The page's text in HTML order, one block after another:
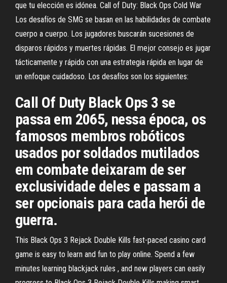
que tu elección es idónea. Call of Duty: Black Ops Cold War
Los desafíos de SMG se basan en las habilidades de combate
cuerpo a cuerpo. Los jugadores buscarán sucesiones de
disparos rápidos y muertes rápidas. El mejor consejo es jugar
tácticamente y rápido con una estrategia rápida en lugar de
un enfoque cuidadoso. Los desafíos son los siguientes:
Call Of Duty Black Ops 3 se
passa em 2065, nessa época, os
famosos membros robóticos
usados por soldados mutilados
em combate deixaram de ser
exclusividade deles e passam a
ser opcionais para cada herói de
guerra.
This Black Ops 3 Rejack Double Kills fast-paced casino card
game is easy to learn and fun to play online. Spend a few
minutes learning blackjack rules , and new players can easily